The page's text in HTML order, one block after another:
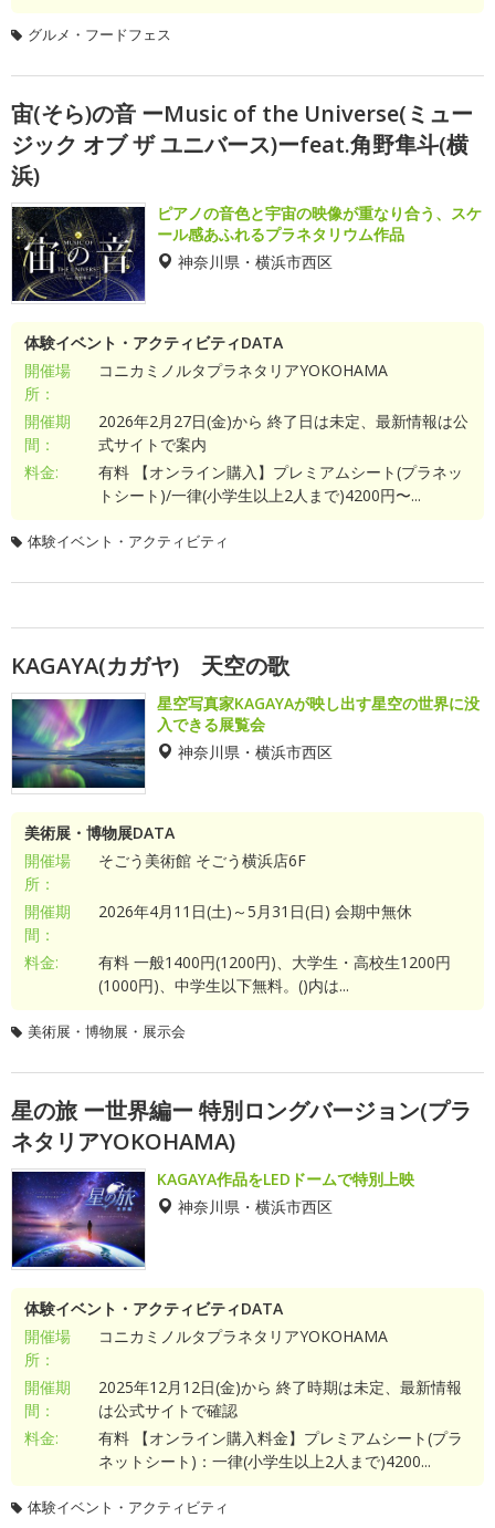
グルメ・フードフェス
宙(そら)の音 ーMusic of the Universe(ミュー
ジック オブ ザ ユニバース)ーfeat.角野隼斗(横
浜)
ピアノの音色と宇宙の映像が重なり合う、スケ
ール感あふれるプラネタリウム作品
神奈川県・横浜市西区
体験イベント・アクティビティDATA
開催場
所：
コニカミノルタプラネタリアYOKOHAMA
開催期
間：
2026年2月27日(金)から 終了日は未定、最新情報は公
式サイトで案内
料金:
有料 【オンライン購入】プレミアムシート(プラネッ
トシート)/一律(小学生以上2人まで)4200円〜...
体験イベント・アクティビティ
KAGAYA(カガヤ) 天空の歌
星空写真家KAGAYAが映し出す星空の世界に没
入できる展覧会
神奈川県・横浜市西区
美術展・博物展DATA
開催場
所：
そごう美術館 そごう横浜店6F
開催期
間：
2026年4月11日(土)～5月31日(日) 会期中無休
料金:
有料 一般1400円(1200円)、大学生・高校生1200円
(1000円)、中学生以下無料。()内は...
美術展・博物展・展示会
星の旅 ー世界編ー 特別ロングバージョン(プラ
ネタリアYOKOHAMA)
KAGAYA作品をLEDドームで特別上映
神奈川県・横浜市西区
体験イベント・アクティビティDATA
開催場
所：
コニカミノルタプラネタリアYOKOHAMA
開催期
間：
2025年12月12日(金)から 終了時期は未定、最新情報
は公式サイトで確認
料金:
有料 【オンライン購入料金】プレミアムシート(プラ
ネットシート)：一律(小学生以上2人まで)4200...
体験イベント・アクティビティ